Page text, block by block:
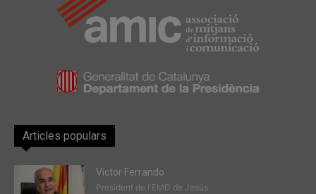
Articles populars
Victor Ferrando
President de l'EMD de Jesús